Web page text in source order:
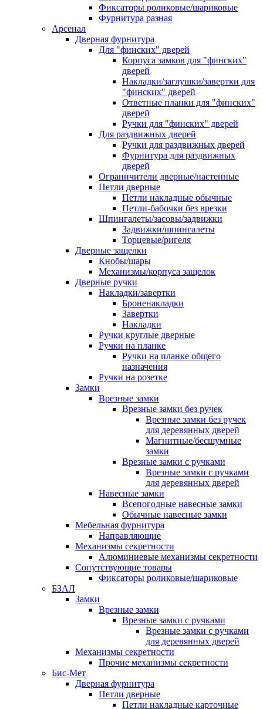
Фиксаторы роликовые/шариковые
Фурнитура разная
Арсенал
Дверная фурнитура
Для "финских" дверей
Корпуса замков для "финских"
дверей
Накладки/заглушки/завертки для
"финских" дверей
Ответные планки для "финских"
дверей
Ручки для "финских" дверей
Для раздвижных дверей
Ручки для раздвижных дверей
Фурнитура для раздвижных
дверей
Ограничители дверные/настенные
Петли дверные
Петли накладные обычные
Петли-бабочки без врезки
Шпингалеты/засовы/задвижки
Задвижки/шпингалеты
Торцевые/ригеля
Дверные защелки
Кнобы/шары
Механизмы/корпуса защелок
Дверные ручки
Накладки/завертки
Броненакладки
Завертки
Накладки
Ручки круглые дверные
Ручки на планке
Ручки на планке общего
назначения
Ручки на розетке
Замки
Врезные замки
Врезные замки без ручек
Врезные замки без ручек
для деревянных дверей
Магнитные/бесшумные
замки
Врезные замки с ручками
Врезные замки с ручками
для деревянных дверей
Навесные замки
Всепогодные навесные замки
Обычные навесные замки
Мебельная фурнитура
Направляющие
Механизмы секретности
Алюминиевые механизмы секретности
Сопутствующие товары
Фиксаторы роликовые/шариковые
БЗАЛ
Замки
Врезные замки
Врезные замки с ручками
Врезные замки с ручками
для деревянных дверей
Механизмы секретности
Прочие механизмы секретности
Бис-Мет
Дверная фурнитура
Петли дверные
Петли накладные карточные